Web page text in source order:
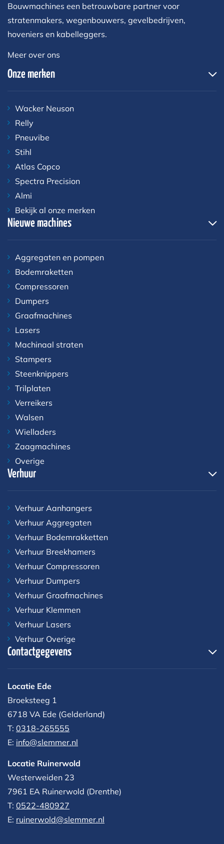
Bouwmachines een betrouwbare partner voor
stratenmakers, wegenbouwers, gevelbedrijven,
hoveniers en kabelleggers.
Meer over ons
Onze merken
Wacker Neuson
Relly
Pneuvibe
Stihl
Atlas Copco
Spectra Precision
Almi
Bekijk al onze merken
Nieuwe machines
Aggregaten en pompen
Bodemraketten
Compressoren
Dumpers
Graafmachines
Lasers
Machinaal straten
Stampers
Steenknippers
Trilplaten
Verreikers
Walsen
Wielladers
Zaagmachines
Overige
Verhuur
Verhuur Aanhangers
Verhuur Aggregaten
Verhuur Bodemrakketten
Verhuur Breekhamers
Verhuur Compressoren
Verhuur Dumpers
Verhuur Graafmachines
Verhuur Klemmen
Verhuur Lasers
Verhuur Overige
Contactgegevens
Locatie Ede
Broeksteeg 1
6718 VA Ede (Gelderland)
T: 0318-265555
E: info@slemmer.nl
Locatie Ruinerwold
Westerweiden 23
7961 EA Ruinerwold (Drenthe)
T: 0522-480927‬
E: ruinerwold@slemmer.nl